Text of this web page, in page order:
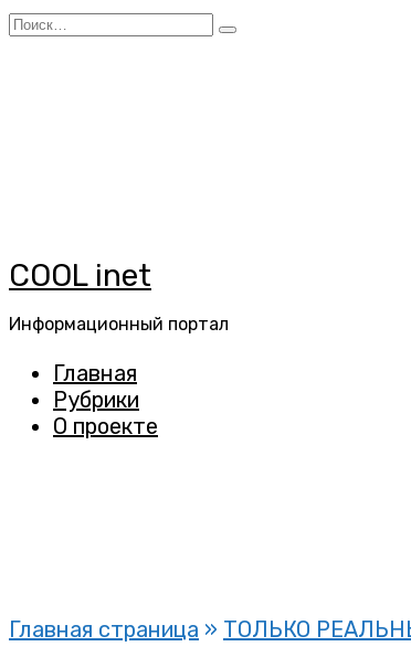
Перейти
Search
COOL inet
Информационный портал
Главная
Рубрики
О проекте
Главная страница » ТОЛЬКО